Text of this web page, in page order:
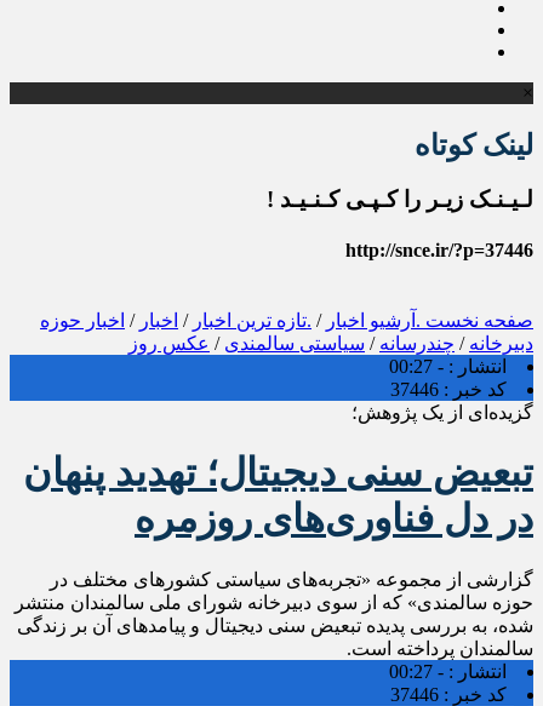
×
لینک کوتاه
لـیـنـک زیـر را کـپـی کـنـیـد !
http://snce.ir/?p=37446
صفحه نخست .آرشیو اخبار / .تازه ترین اخبار / اخبار / اخبار حوزه
دبیرخانه / چندرسانه / سیاستی سالمندی / عکس روز
انتشار : - 00:27
کد خبر : 37446
گزیده‌ای از یک پژوهش؛
تبعیض سنی دیجیتال؛ تهدید پنهان
در دل فناوری‌های روزمره
گزارشی از مجموعه «تجربه‌های سیاستی کشورهای مختلف در
حوزه سالمندی» که از سوی دبیرخانه شورای ملی سالمندان منتشر
شده، به بررسی پدیده تبعیض سنی دیجیتال و پیامدهای آن بر زندگی
سالمندان پرداخته است.
انتشار : - 00:27
کد خبر : 37446